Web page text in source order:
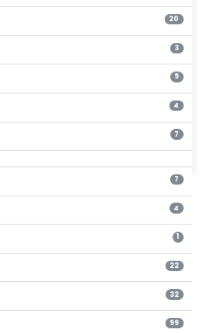
20
3
9
4
7
7
4
1
22
32
99